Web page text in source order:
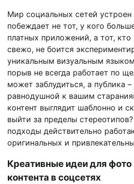
Мир социальных сетей устроен
побеждает не тот, у кого
платных приложений, а тот,
свежо, не боится
уникальным визуальным
порыв не всегда работает по
может заблудиться, а публика –
равнодушной к вашим
контент выглядит шаблонно и
выйти за пределы
подходы действительно
оригинальных и
Креативные идеи для фото
контента в соцсетях